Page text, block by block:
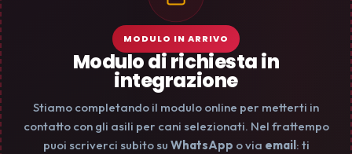
MODULO IN ARRIVO
Modulo di richiesta in
integrazione
Stiamo completando il modulo online per metterti in
contatto con gli asili per cani selezionati. Nel frattempo
puoi scriverci subito su WhatsApp o via email: ti